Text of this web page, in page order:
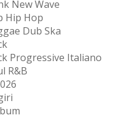
New Wave
Hip Hop
Dub Ska
Progressive Italiano
R&B